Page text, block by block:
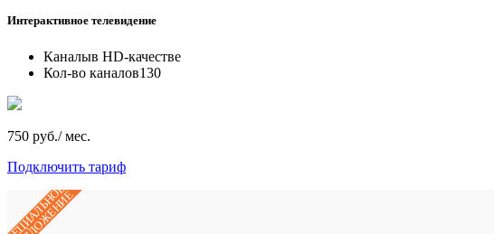
Интерактивное телевидение
Каналыв HD-качестве
Кол-во каналов130
750 руб./ мес.
Подключить тариф